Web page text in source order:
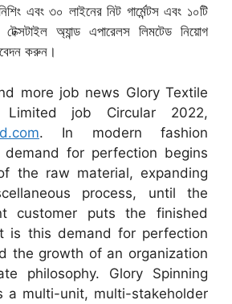
এবং ৩০ লাইনের নিট গার্মেন্টস এবং ১০টি
অ্যান্ড এপারেলস লিমটেড নিয়োগ
করুন।
more job news Glory Textile
Limited job Circular 2022,
. In modern fashion
demand for perfection begins
the raw material, expanding
process, until the
customer puts the finished
is this demand for perfection
the growth of an organization
philosophy. Glory Spinning
a multi-unit, multi-stakeholder